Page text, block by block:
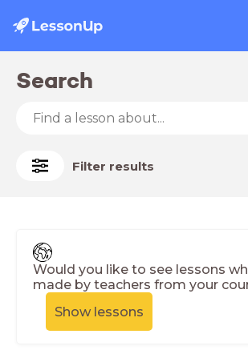
Search
Filter results
Would you like to see lessons
made by teachers from your
Show lessons